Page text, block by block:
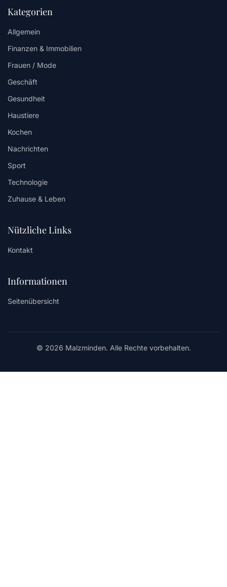
Kategorien
Allgemein
Finanzen & Immobilien
Frauen / Mode
Geschäft
Gesundheit
Haustiere
Kochen
Nachrichten
Sport
Technologie
Zuhause & Leben
Nützliche Links
Kontakt
Informationen
Seitenübersicht
© 2026 Malzminden. Alle Rechte vorbehalten.